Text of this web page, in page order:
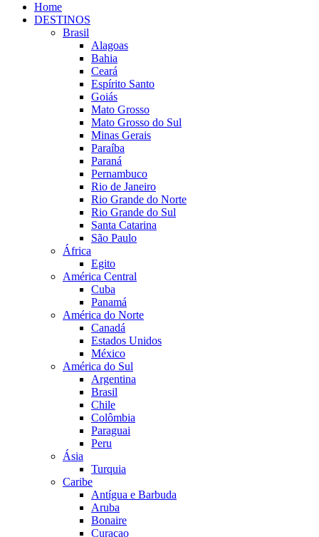
Home
DESTINOS
Brasil
Alagoas
Bahia
Ceará
Espírito Santo
Goiás
Mato Grosso
Mato Grosso do Sul
Minas Gerais
Paraíba
Paraná
Pernambuco
Rio de Janeiro
Rio Grande do Norte
Rio Grande do Sul
Santa Catarina
São Paulo
África
Egito
América Central
Cuba
Panamá
América do Norte
Canadá
Estados Unidos
México
América do Sul
Argentina
Brasil
Chile
Colômbia
Paraguai
Peru
Ásia
Turquia
Caribe
Antígua e Barbuda
Aruba
Bonaire
Curaçao